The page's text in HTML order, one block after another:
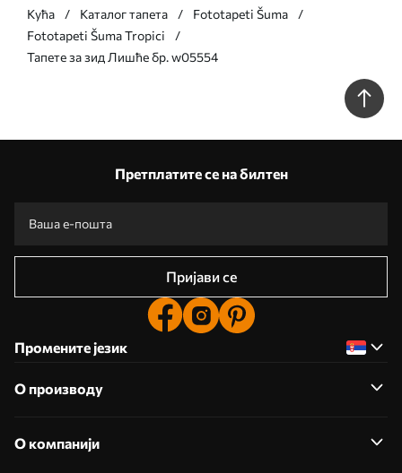
Кућа Каталог тапета
Fototapeti Šuma
Fototapeti Šuma Tropici
Тапете за зид Лишће бр. w05554
Претплатите се на билтен
Пријави се
Промените језик
О производу
О компанији